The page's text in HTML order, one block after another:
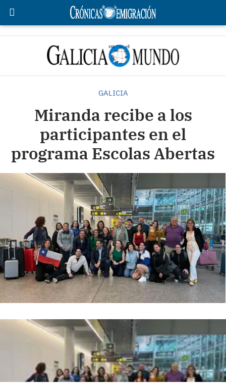
GALICIA
Miranda recibe a los
participantes en el
programa Escolas Abertas